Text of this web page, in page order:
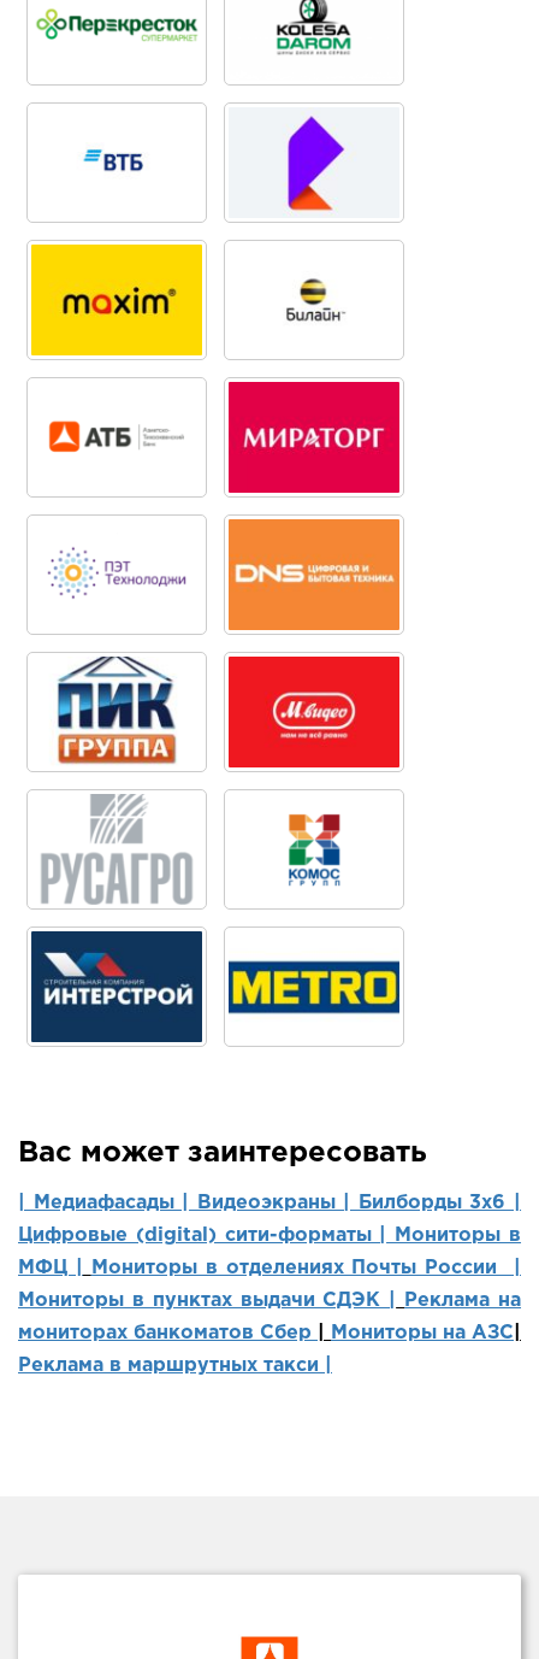
Вас может заинтересовать
| Медиафасады | Видеоэкраны |
Билборды 3х6 |
Цифровые (digital) сити-форматы |
Мониторы в
МФЦ |
Мониторы в отделениях Почты России |
Мониторы в пунктах выдачи СДЭК |
Реклама на
мониторах банкоматов Сбер
Мониторы на АЗС
Реклама в маршрутных такси |